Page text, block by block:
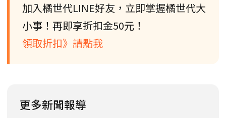
加入橘世代LINE好友，立即掌握橘世代大
小事！再即享折扣金50元！
領取折扣》請點我
更多新聞報導